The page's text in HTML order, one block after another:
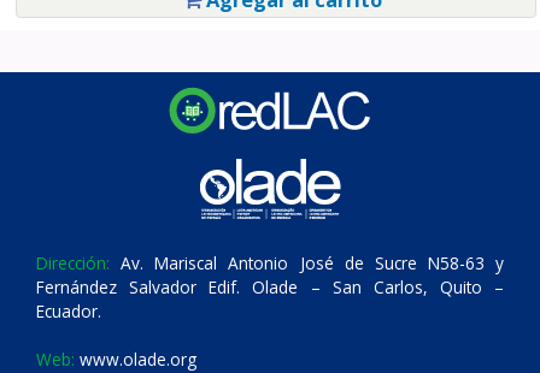
Dirección: Av. Mariscal Antonio José de Sucre N58-63 y
Fernández Salvador Edif. Olade – San Carlos, Quito –
Ecuador.
Web: www.olade.org